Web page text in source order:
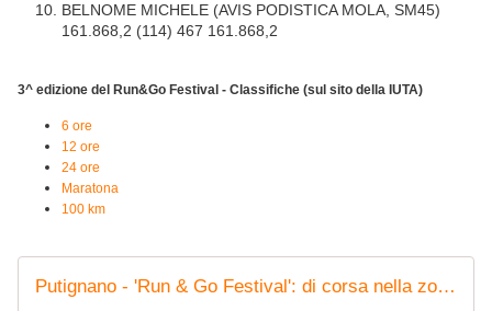
BELNOME MICHELE (AVIS PODISTICA MOLA, SM45)
161.868,2 (114) 467 161.868,2
3^ edizione del Run&Go Festival - Classifiche (sul sito della IUTA)
6 ore
12 ore
24 ore
Maratona
100 km
Putignano - 'Run & Go Festival': di corsa nella zona industriale per 24 ore